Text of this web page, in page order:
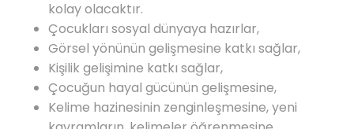
kolay olacaktır.
Çocukları sosyal dünyaya hazırlar,
Görsel yönünün gelişmesine katkı sağlar,
Kişilik gelişimine katkı sağlar,
Çocuğun hayal gücünün gelişmesine,
Kelime hazinesinin zenginleşmesine, yeni